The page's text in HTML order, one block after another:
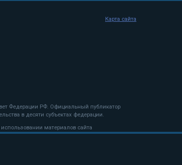
Федерации РФ. Официальный публикатор
в десяти субъектах федерации.
материалов сайта
Карта сайта